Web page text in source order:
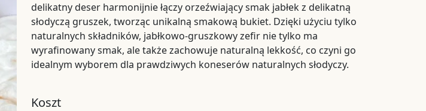
delikatny deser harmonijnie łączy orzeźwiający smak jabłek z delikatną
słodyczą gruszek, tworząc unikalną smakową bukiet. Dzięki użyciu tylko
naturalnych składników, jabłkowo-gruszkowy zefir nie tylko ma
wyrafinowany smak, ale także zachowuje naturalną lekkość, co czyni go
idealnym wyborem dla prawdziwych koneserów naturalnych słodyczy.
Koszt